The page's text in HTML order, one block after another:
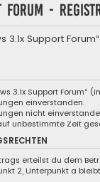
Forum -
3.1x Support
3.1x Support
einverstanden.
nicht
unbestimmte Zeit
erteilst du dem
2, Unterpunkt a